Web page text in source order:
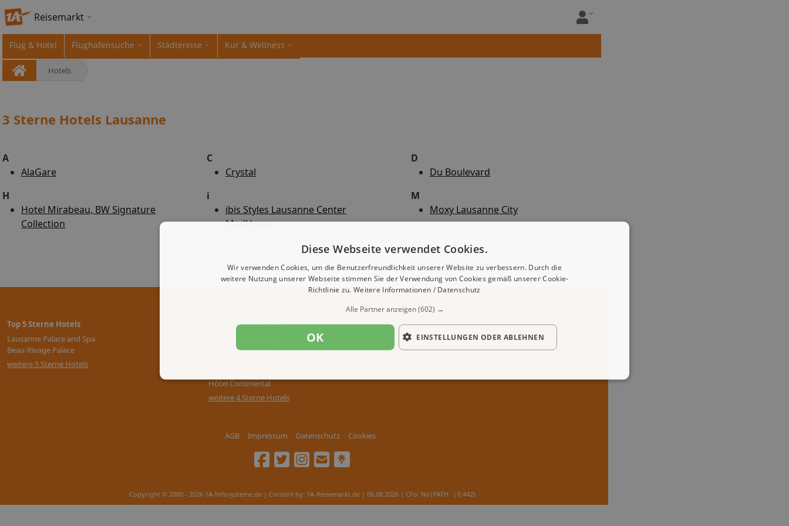
Reisemarkt
Flug & Hotel Flughafensuche Städtereise Kur & Wellness
Hotels
3 Sterne Hotels Lausanne
A
AlaGare
C
Crystal
D
Du Boulevard
H
Hotel Mirabeau, BW Signature
Collection
i
ibis Styles Lausanne Center
MadHouse
M
Moxy Lausanne City
Top 5 Sterne Hotels
Lausanne Palace and Spa
Beau-Rivage Palace
weitere 5 Sterne Hotels
Top 4 Sterne Hotels
Agora Swiss Night
Hôtel Continental
weitere 4 Sterne Hotels
AGB Impressum Datenschutz Cookies
Copyright © 2000 - 2026 1A-Infosysteme.de | Content by: 1A-Reisemarkt.de | 06.08.2026 | CFo: No|PATH ( 0.442)
Diese Webseite verwendet Cookies.
Wir verwenden Cookies, um die Benutzerfreundlichkeit unserer Website zu verbessern. Durch die
weitere Nutzung unserer Webseite stimmen Sie der Verwendung von Cookies gemäß unserer Cookie-
Richtlinie zu. Weitere Informationen / Datenschutz
Alle Partner anzeigen(602) →
OK EINSTELLUNGEN ODER ABLEHNEN